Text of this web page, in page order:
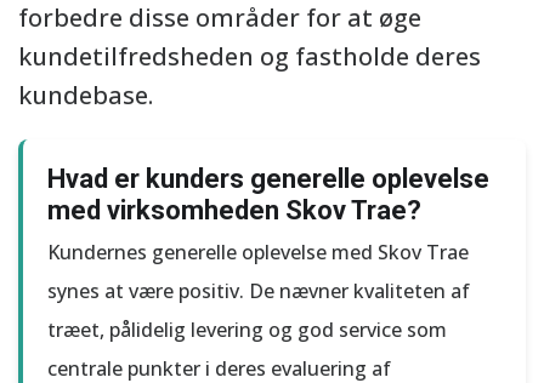
forbedre disse områder for at øge
kundetilfredsheden og fastholde deres
kundebase.
Hvad er kunders generelle oplevelse
med virksomheden Skov Trae?
Kundernes generelle oplevelse med Skov Trae
synes at være positiv. De nævner kvaliteten af
træet, pålidelig levering og god service som
centrale punkter i deres evaluering af